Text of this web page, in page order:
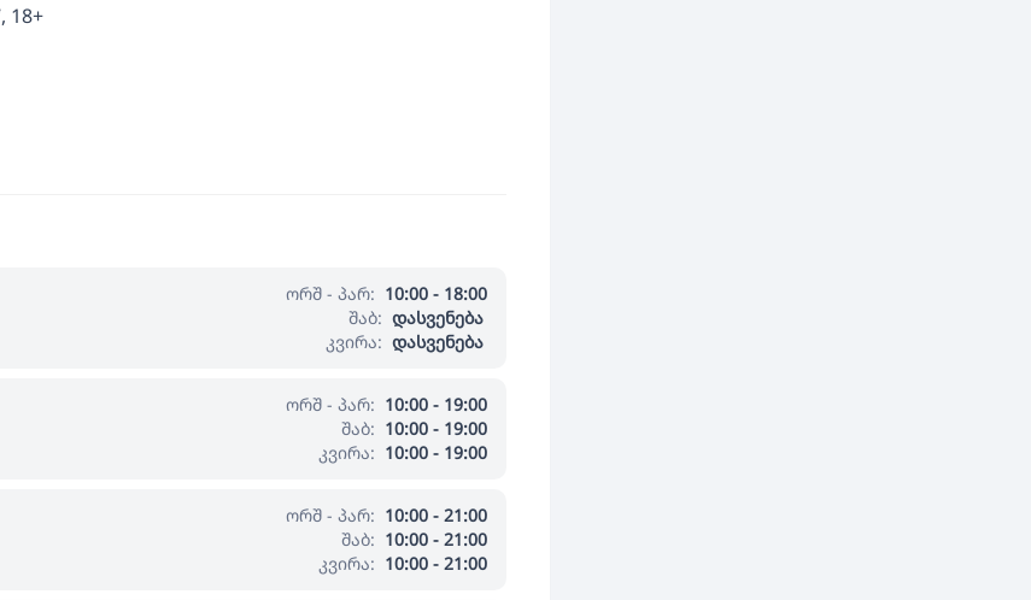
18+
ორშ - პარ: 10:00 - 18:00
შაბ: დასვენება
კვირა: დასვენება
ორშ - პარ: 10:00 - 19:00
შაბ: 10:00 - 19:00
კვირა: 10:00 - 19:00
ორშ - პარ: 10:00 - 21:00
შაბ: 10:00 - 21:00
კვირა: 10:00 - 21:00